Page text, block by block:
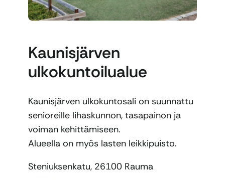
Kaunisjärven
ulkokuntoilualue
Kaunisjärven ulkokuntosali on suunnattu
senioreille lihaskunnon, tasapainon ja
voiman kehittämiseen.
Alueella on myös lasten leikkipuisto.
Steniuksenkatu, 26100 Rauma